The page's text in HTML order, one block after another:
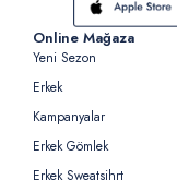
Online Mağaza
Yeni Sezon
Erkek
Kampanyalar
Erkek Gömlek
Erkek Sweatsihrt